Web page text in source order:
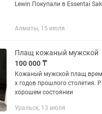
Lewin Покупали в Essentai
Алматы, 15 июля
Плащ кожаный мужской
100 000 ₸
Кожаный мужской плащ
х годов прошлого столетия.
хорошем состоянии
Уральск, 13 июля